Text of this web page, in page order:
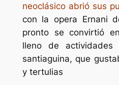
neoclásico abrió sus
con la opera Ernani
pronto se convirtió
lleno de actividades
santiaguina, que
y tertulias